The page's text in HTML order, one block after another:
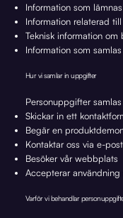
Information som
Information relaterad
Teknisk information om
Information som
Hur vi samlar in uppgifter
Personuppgifter
Skickar in ett
Begär en
Kontaktar oss via e-
Besöker vår webbplats
Accepterar användning
Varför vi behandlar